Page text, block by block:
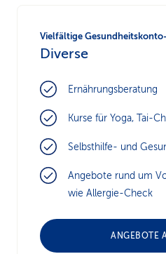
Vielfältige
Diverse
Ernährungsberatung
Kurse für Yoga, Tai-
Selbsthilfe- und
Angebote rund um
wie Allergie-Check
ANGEBOTE